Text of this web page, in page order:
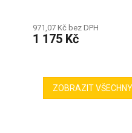
971,07 Kč bez DPH
1 175 Kč
ZOBRAZIT